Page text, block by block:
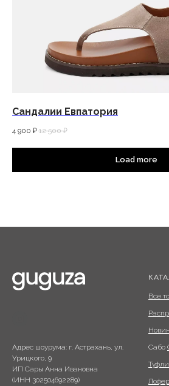
Сандалии Евпатория
4 900 ₽ 12 500 ₽
Load more
Адрес шоурума: г. Астрахань, ул.
Урицкого, 9
ИП Сары Анна Ивановна
(ИНН 302504692289)
Все
Сабо
Туфли